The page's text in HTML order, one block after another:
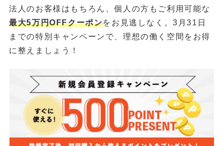
法人のお客様はもちろん、個人の方もご利用可能な
最大5万円OFFクーポンをお見逃しなく。3月31日
までの特別キャンペーンで、理想の働く空間をお得
に整えましょう！